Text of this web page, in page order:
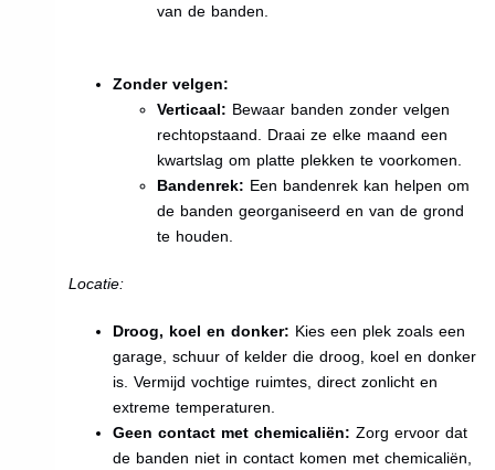
van de banden.
Zonder velgen:
Verticaal: Bewaar banden zonder velgen
rechtopstaand. Draai ze elke maand een
kwartslag om platte plekken te voorkomen.
Bandenrek: Een bandenrek kan helpen om
de banden georganiseerd en van de grond
te houden.
Locatie:
Droog, koel en donker: Kies een plek zoals een
garage, schuur of kelder die droog, koel en donker
is. Vermijd vochtige ruimtes, direct zonlicht en
extreme temperaturen.
Geen contact met chemicaliën: Zorg ervoor dat
de banden niet in contact komen met chemicaliën,